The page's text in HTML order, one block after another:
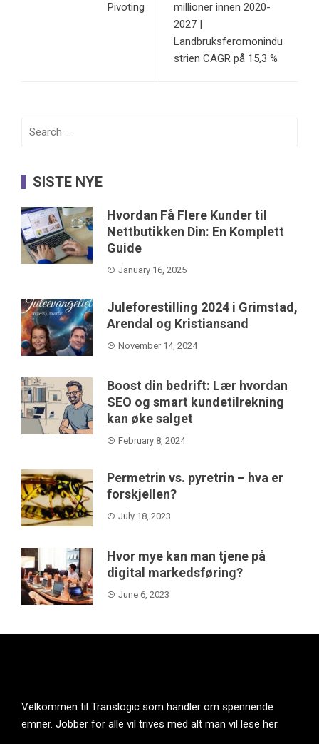
Pivoting
millioner innen 2020-
2027 |
Landbruksferomonindu
strien CAGR på 15,3 %
Search
SISTE NYE
Hvordan Få Flere Kunder til
Nettbutikken Din: En Komplett
Guide
January 16, 2025
Juleforestilling 2024 i Grimstad,
Arendal og Kristiansand
November 14, 2024
Boost din bedrift: Lær hvordan
SEO og smart kundetilrekning
kan øke salget
February 8, 2024
Permetrin vs. pyretrin – hva er
forskjellen?
July 18, 2023
Hvor mye kan man tjene på
digital markedsføring?
June 6, 2023
Velkommen til Translogic som handler om spennende
emner. Jobber for alle vil trives med alt man vil lese her.